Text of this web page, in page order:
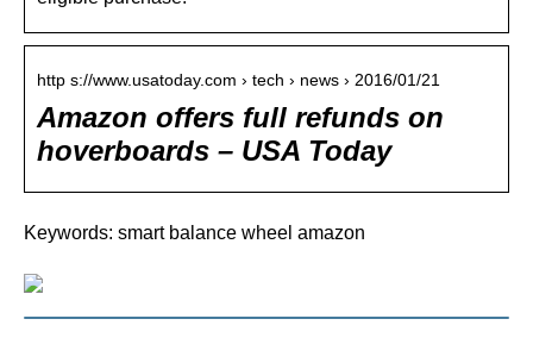
http s://www.usatoday.com › tech › news › 2016/01/21
Amazon offers full refunds on
hoverboards – USA Today
Keywords: smart balance wheel amazon